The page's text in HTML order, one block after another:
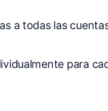
a todas las
para